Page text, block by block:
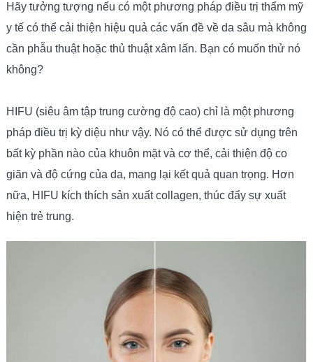
Hãy tưởng tượng nếu có một phương pháp điều trị thẩm mỹ
y tế có thể cải thiện hiệu quả các vấn đề về da sâu mà không
cần phẫu thuật hoặc thủ thuật xâm lấn. Bạn có muốn thử nó
không?
HIFU (siêu âm tập trung cường độ cao) chỉ là một phương
pháp điều trị kỳ diệu như vậy. Nó có thể được sử dụng trên
bất kỳ phần nào của khuôn mặt và cơ thể, cải thiện độ co
giãn và độ cứng của da, mang lại kết quả quan trọng. Hơn
nữa, HIFU kích thích sản xuất collagen, thúc đẩy sự xuất
hiện trẻ trung.